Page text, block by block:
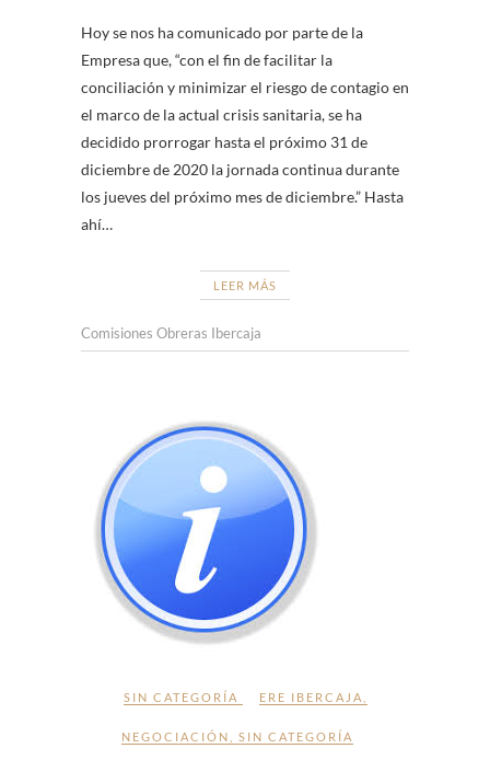
Hoy se nos ha comunicado por parte de la
Empresa que, “con el fin de facilitar la
conciliación y minimizar el riesgo de contagio en
el marco de la actual crisis sanitaria, se ha
decidido prorrogar hasta el próximo 31 de
diciembre de 2020 la jornada continua durante
los jueves del próximo mes de diciembre.” Hasta
ahí…
LEER MÁS
Comisiones Obreras Ibercaja
SIN CATEGORÍA ERE IBERCAJA
NEGOCIACIÓN SIN CATEGORÍA